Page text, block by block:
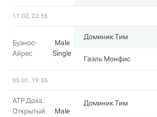
17.02, 22:55
Буэнос-
Айрес
Male
Single
Доминик Тим
Гаэль Монфис
05.01, 19:55
ATP Доха.
Открытый
Male
Доминик Тим